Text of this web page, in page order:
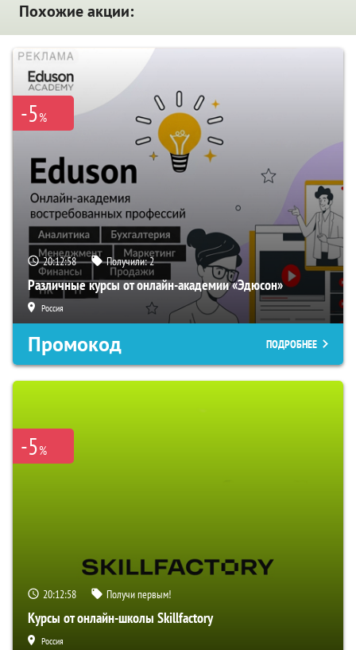
Похожие акции:
-5%
20:12:58 Получили:2
Различные курсы от онлайн-академии «Эдюсон»
Россия
Промокод ПОДРОБНЕЕ
-5%
20:12:58 Получи первым!
Курсы от онлайн-школы Skillfactory
Россия